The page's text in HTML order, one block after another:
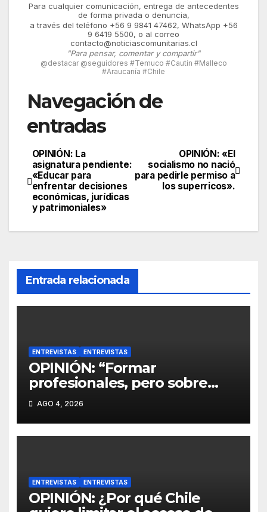
Para cualquier comunicación, entrega de antecedentes
de forma privada o denuncia,
a través del teléfono +56 9 9841 47462, WhatsApp +56
9 6419 5500, o al correo
contacto@noticiascomunitarias.cl
"Para pensar, comentar y compartir"
@destacar @seguidores #Temuco #Cautin #Malleco
#Araucanía #Chile
Navegación de
entradas
OPINIÓN: «El
socialismo no nació
para pedirle permiso a
los superricos».
OPINIÓN: La
asignatura pendiente:
«Educar para
enfrentar decisiones
económicas, jurídicas
y patrimoniales»
Entrada relacionada
ENTREVISTAS ENTREVISTAS
OPINIÓN: “Formar
profesionales, pero sobre
todo formar personas”.
AGO 4, 2026
ENTREVISTAS ENTREVISTAS
OPINIÓN: ¿Por qué Chile